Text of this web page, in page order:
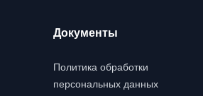
Документы
Политика обработки
персональных данных